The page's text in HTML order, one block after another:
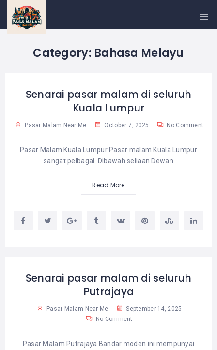
PASAR
MALAM
NEAR
MALAYSIANCategory: Bahasa Melayu
Senarai pasar malam di seluruh
Kuala Lumpur
Pasar Malam Near Me October 7, 2025 No Comment
Pasar Malam Kuala Lumpur Pasar malam Kuala Lumpur
sangat pelbagai. Dibawah seliaan Dewan
Read More
Senarai pasar malam di seluruh
Putrajaya
Pasar Malam Near Me
September 14, 2025
No Comment
Pasar Malam Putrajaya Bandar moden ini mempunyai